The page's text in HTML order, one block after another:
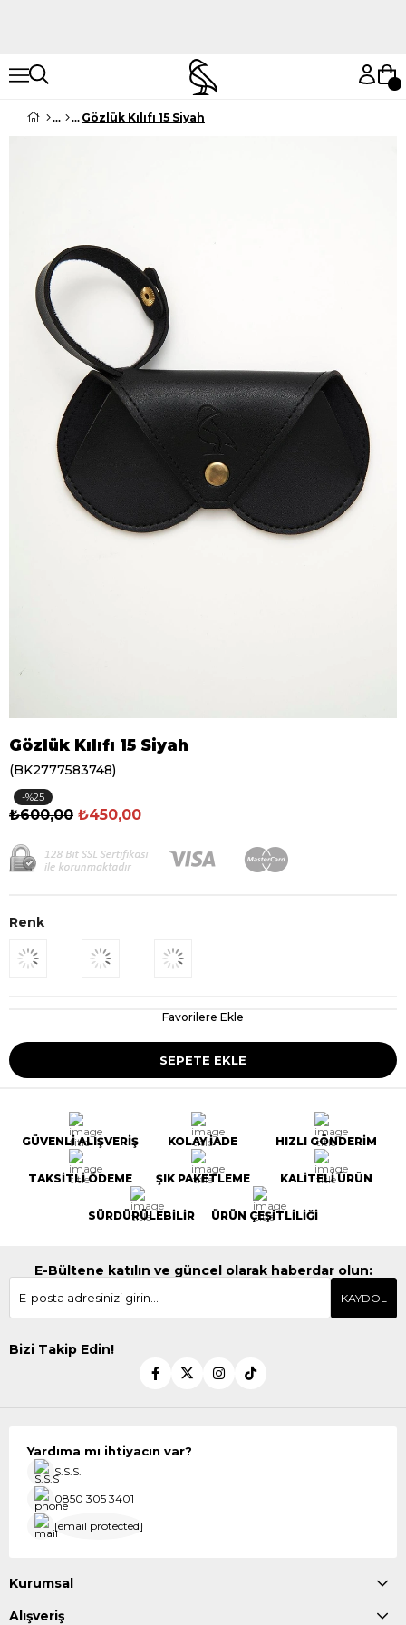
Gözlük Kılıfı 15 Siyah
Gözlük Kılıfı 15 Siyah
(BK2777583748)
25
₺600,00 ₺450,00
Renk
Favorilere Ekle
GÜVENLİ ALIŞVERİŞ KOLAY İADE HIZLI GÖNDERİM
TAKSİTLİ ÖDEME ŞIK PAKETLEME KALİTELİ ÜRÜN
SÜRDÜRÜLEBİLİR ÜRÜN ÇEŞİTLİLİĞİ
E-Bültene katılın ve güncel olarak haberdar olun:
KAYDOL
Bizi Takip Edin!
Yardıma mı ihtiyacın var?
S.S.S.
0850 305 3401
[email protected]
Kurumsal
Alışveriş